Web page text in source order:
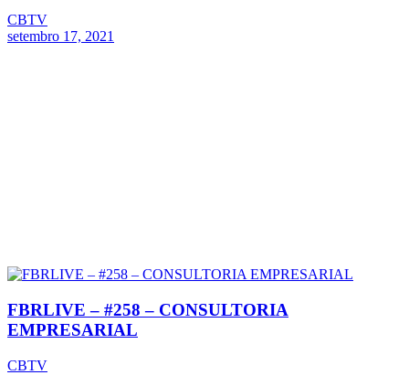
CBTV
setembro 17, 2021
FBRLIVE – #258 – CONSULTORIA
EMPRESARIAL
CBTV